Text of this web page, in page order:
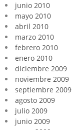
junio 2010
mayo 2010
abril 2010
marzo 2010
febrero 2010
enero 2010
diciembre 2009
noviembre 2009
septiembre 2009
agosto 2009
julio 2009
junio 2009